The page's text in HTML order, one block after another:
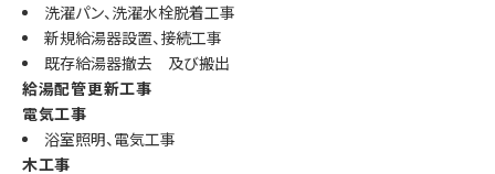
洗濯パン、洗濯水栓脱着工事
新規給湯器設置、接続工事
既存給湯器撤去 及び搬出
給湯配管更新工事
電気工事
浴室照明、電気工事
木工事